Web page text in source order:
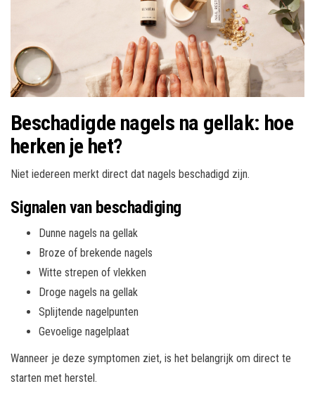
Beschadigde nagels na gellak: hoe
herken je het?
Niet iedereen merkt direct dat nagels beschadigd zijn.
Signalen van beschadiging
Dunne nagels na gellak
Broze of brekende nagels
Witte strepen of vlekken
Droge nagels na gellak
Splijtende nagelpunten
Gevoelige nagelplaat
Wanneer je deze symptomen ziet, is het belangrijk om direct te
starten met herstel.